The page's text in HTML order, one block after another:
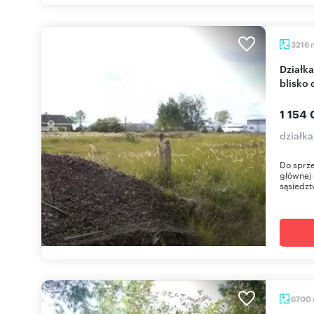
3216
Działka 3216 m² pod inwestycję w Dobrej – media,
blisko
1 154
Do
6700